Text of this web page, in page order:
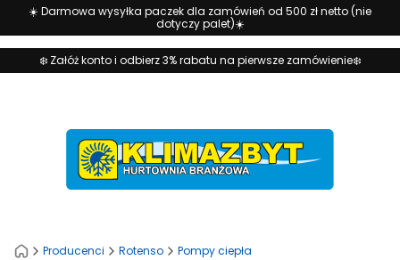
☀️ Darmowa wysyłka paczek dla zamówień od 500 zł netto (nie
dotyczy palet)☀️
❄️ Załóż konto i odbierz 3% rabatu na pierwsze zamówienie❄️
Producenci Rotenso Pompy ciepła